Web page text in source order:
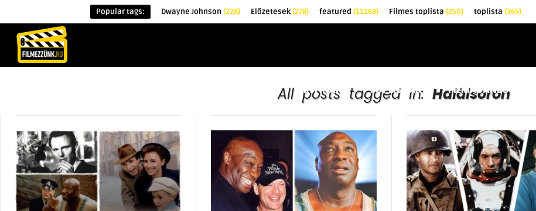
Popular tags: Dwayne Johnson (228) Előzetesek(278) featured (11168) Filmes toplista (250) toplista (365)
KRITIKÁK TOPLISTÁK FILMAJÁNLÓ
All posts tagged in: Halálsoron